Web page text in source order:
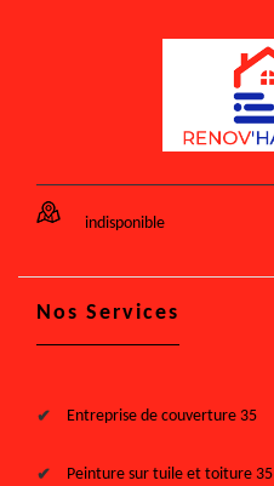
indisponible
Nos Services
Entreprise de couverture 35
Peinture sur tuile et toiture 35